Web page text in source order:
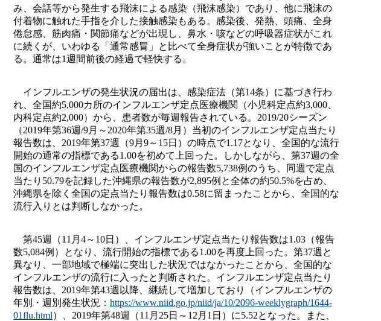
み、会話等から発生する飛沫による感染（飛沫感染）であり、他に飛沫の
付着物に触れた手指を介した接触感染もある。感染後、発熱、頭痛、全身
倦怠感、筋肉痛・関節痛などが出現し、鼻水・咳などの呼吸器症状がこれ
に続くが、いわゆる「通常感冒」と比べて全身症状が強いことが特徴であ
る。通常は1週間前後の経過で軽快する。
インフルエンザの発生状況の届出は、感染症法（第14条）に基づき行わ
れ、全国約5,000カ所のインフルエンザ定点医療機関（小児科定点約3,000、
内科定点約2,000）から、患者数が毎週報告されている。2019/20シーズン
（2019年第36週/9月～2020年第35週/8月）当初のインフルエンザ定点当たり
報告数は、2019年第37週（9月9～15日）の時点で1.17となり、全国的な流行
開始の通常の指標である1.00を初めて上回った。しかしながら、第37週の全
国のインフルエンザ定点医療機関からの報告数5,738例のうち、同週で定点
当たり50.79を記録した沖縄県の報告数が2,895例と全体の約50.5%を占め、
沖縄県を除く全国の定点当たり報告数は0.58に留まったことから、全国的な
流行入りとは判断しなかった。
第45週（11月4～10日）、インフルエンザ定点当たり報告数は1.03（報告
数5,084例）となり、流行開始の指標である1.00を再度上回った。第37週と
異なり、一部地域で極端に突出した状況ではなかったことから、全国的な
インフルエンザの流行に入ったと判断された。インフルエンザ定点当たり
報告数は、2019年第43週以降、継続して増加しており（インフルエンザの
年別・週別発生状況： https://www.niid.go.jp/niid/ja/10/2096-weeklygraph/1644-
01flu.html）、2019年第48週（11月25日～12月1日）に5.52となった。また、